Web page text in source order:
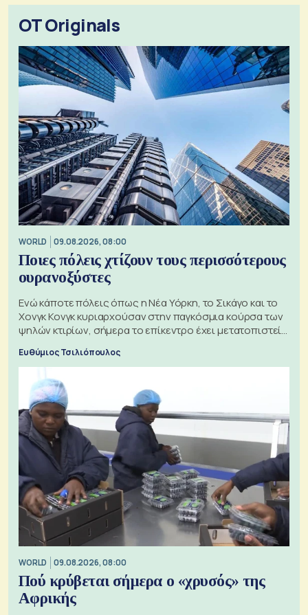
OT Originals
WORLD 09.08.2026, 08:00
Ποιες πόλεις χτίζουν τους περισσότερους
ουρανοξύστες
Ενώ κάποτε πόλεις όπως η Νέα Υόρκη, το Σικάγο και το
Χονγκ Κονγκ κυριαρχούσαν στην παγκόσμια κούρσα των
ψηλών κτιρίων, σήμερα το επίκεντρο έχει μετατοπιστεί
Ευθύμιος Τσιλιόπουλος
WORLD 09.08.2026, 08:00
Πού κρύβεται σήμερα ο «χρυσός» της
Αφρικής